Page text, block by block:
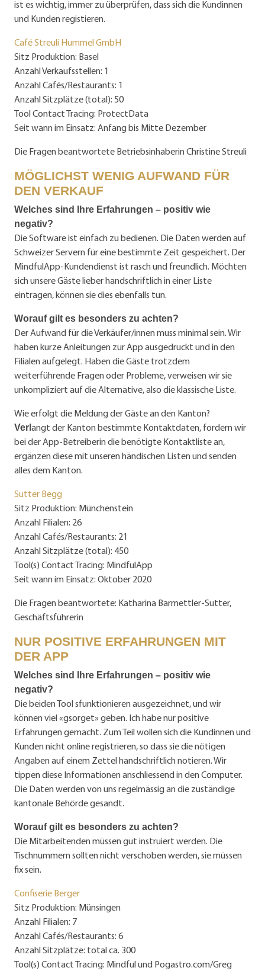
ist es wichtig, immer zu überprüfen, dass sich die Kundinnen
und Kunden registieren.
Café Streuli Hummel GmbH
Sitz Produktion: Basel
Anzahl Verkaufsstellen: 1
Anzahl Cafés/Restaurants: 1
Anzahl Sitzplätze (total): 50
Tool Contact Tracing: ProtectData
Seit wann im Einsatz: Anfang bis Mitte Dezember
Die Fragen beantwortete Betriebs­inhaberin Christine Streuli
MÖGLICHST WENIG AUFWAND FÜR
DEN VERKAUF
Welches sind Ihre Erfahrungen – positiv wie
negativ?
Die Software ist einfach zu bedienen. Die Daten werden auf
Schweizer Servern für eine bestimmte Zeit gespeichert. Der
MindfulApp-Kundendienst ist rasch und freundlich. Möchten
sich unsere Gäste lieber handschriftlich in einer Liste
eintragen, können sie dies ebenfalls tun.
Worauf gilt es besonders zu achten?
Der Aufwand für die Verkäufer/innen muss minimal sein. Wir
haben kurze Anleitungen zur App ausgedruckt und in den
Filialen aufgelegt. Haben die Gäste trotzdem
weiterführende Fragen oder Probleme, verweisen wir sie
unkompliziert auf die Alternative, also die klassische Liste.
Wie erfolgt die Meldung der Gäste an den Kanton?
Verl angt der Kanton bestimmte Kontaktdaten, fordern wir
bei der App-Betreiberin die benötigte Kontaktliste an,
ergänzen diese mit unseren händischen Listen und senden
alles dem Kanton.
Sutter Begg
Sitz Produktion: Münchenstein
Anzahl Filialen: 26
Anzahl Cafés/Restaurants: 21
Anzahl Sitzplätze (total): 450
Tool(s) Contact Tracing: MindfulApp
Seit wann im Einsatz: Oktober 2020
Die Fragen beantwortete: Katharina Barmettler-Sutter,
Geschäftsführerin
NUR POSITIVE ERFAHRUNGEN MIT
DER APP
Welches sind Ihre Erfahrungen – positiv wie
negativ?
Die beiden Tool sfunktionieren ausgezeichnet, und wir
können viel «gsorget» geben. Ich habe nur positive
Erfahrungen gemacht. Zum Teil wollen sich die Kundinnen und
Kunden nicht online registrieren, so dass sie die nötigen
Angaben auf einem Zettel handschriftlich notieren. Wir
tippen diese Informationen anschliessend in den Computer.
Die Daten werden von uns regelmässig an die zuständige
kantonale Behörde gesandt.
Worauf gilt es besonders zu achten?
Die Mitarbeitenden müssen gut instruiert werden. Die
Tischnummern sollten nicht verschoben werden, sie müssen
fix sein.
Confiserie Berger
Sitz Produktion: Münsingen
Anzahl Filialen: 7
Anzahl Cafés/Restaurants: 6
Anzahl Sitzplätze: total ca. 300
Tool(s) Contact Tracing: Mindful und Pogastro.com/Greg